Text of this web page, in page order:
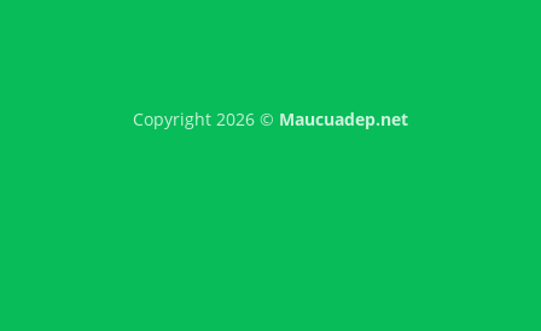
Copyright 2026 © Maucuadep.net